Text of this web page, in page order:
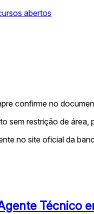
abertos
confirme no
sem restrição de
no site oficial da
Técnico